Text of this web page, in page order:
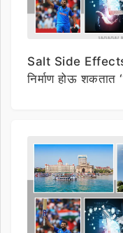
Salt Side Effects
निर्माण होऊ शकतात